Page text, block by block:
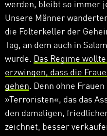
werden, bleibt so immer
Unsere Männer
die Folterkeller der
Tag, an dem auch in
wurde. Das Regime
erzwingen, dass die
gehen. Denn ohne
» Terroristen«, das das
den damaligen,
zeichnet, besser